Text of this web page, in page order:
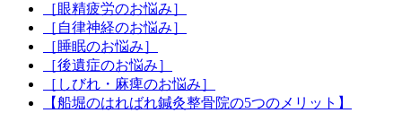
［眼精疲労のお悩み］
［自律神経のお悩み］
［睡眠のお悩み］
［後遺症のお悩み］
［しびれ・麻痺のお悩み］
【船堀のはればれ鍼灸整骨院の5つのメリット】